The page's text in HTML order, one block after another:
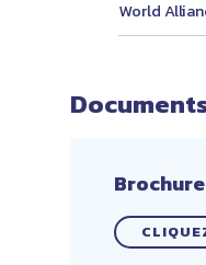
World